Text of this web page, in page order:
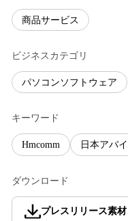
商品サービス
ビジネスカテゴリ
パソコンソフトウェア
キーワード
Hmcomm 日本アバ
ダウンロード
プレスリリース素材